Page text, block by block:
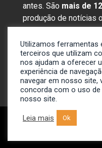
antes. São mais de
produção de notícias
assuntos mais
Sobre nós
Anunciar
Contato
© 2009-2024.
Notícias.
Utilizamos ferramentas
terceiros que utilizam
nos ajudam a oferecer
experiência de
navegar em nosso site,
concorda com o uso
nosso site.
Leia mais Ok